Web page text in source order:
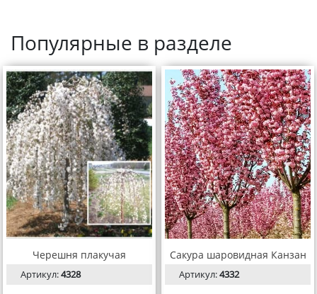
Популярные в разделе
Черешня плакучая
Артикул:4328
Сакура шаровидная Канзан
Артикул:4332